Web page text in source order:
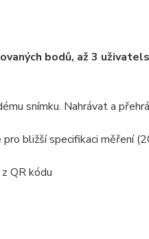
bodů, až 3
snímku. Nahrávat a
bližší specifikaci měření
QR kódu